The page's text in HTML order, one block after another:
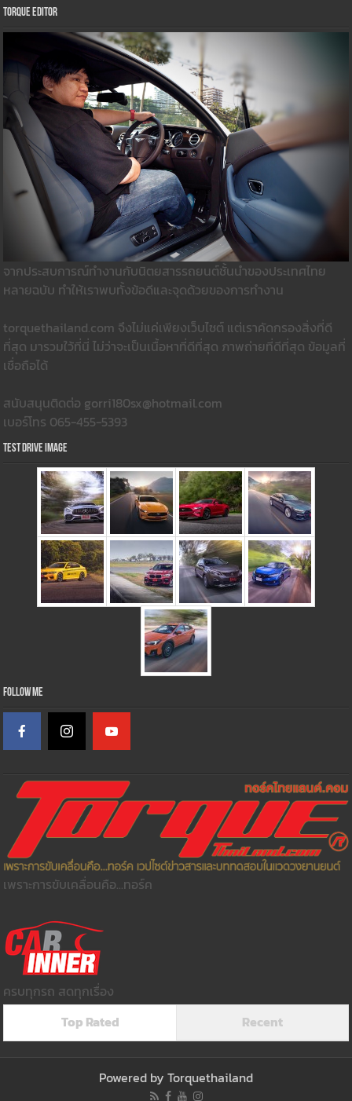
Torque Editor
จากประสบการณ์ทำงานกับนิตยสารรถยนต์ชั้นนำของประเทศไทย
หลายฉบับ ทำให้เราพบทั้งข้อดีและจุดด้วยของการทำงาน
torquethailand.com จึงไม่แค่เพียงเว็บไซต์ แต่เราคัดกรองสิ่งที่ดี
ที่สุด มารวมใว้ที่นี่ ไม่ว่าจะเป็นเนื้อหาที่ดีที่สุด ภาพถ่ายที่ดีที่สุด ข้อมูลที่
เชื่อถือได้
สนับสนุนติดต่อ gorri180sx@hotmail.com
เบอร์โทร 065-455-5393
Test Drive Image
Follow Me
เพราะการขับเคลื่อนคือ...ทอร์ค
ครบทุกรถ สดทุกเรื่อง
Top Rated
Recent
Powered by Torquethailand